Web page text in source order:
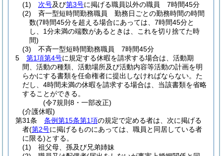
(1)
次号及び第3号に掲げる職員以外の職員 7時間45分
(2)
斉一型短時間勤務職員 勤務日ごとの勤務時間の時間
数(7時間45分を超える場合にあっては、7時間45分と
し、1分未満の端数があるときは、これを切り捨てた時
間)
(3)
不斉一型短時間勤務職員 7時間45分
5
第1項第4号に規定する休暇を請求する場合は、活動期
間、活動の種類、活動場所及び活動内容等活動の計画を明
らかにする書類を任命権者に提出しなければならない。 た
だし、4時間未満の休暇を請求する場合は、当該書類を省略
することができる。
(令7規則8・一部改正)
(介護休暇)
第31条
条例第15条第1項の規定で定める者は、次に掲げる
者(第2号に掲げるものにあっては、職員と同居している者
に限る)とする。
(1)
祖父母、孫及び兄弟姉妹